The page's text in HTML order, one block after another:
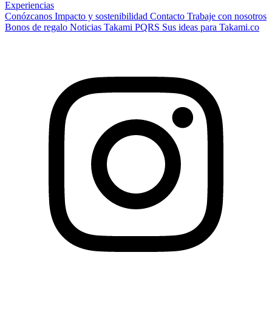
Experiencias
Conózcanos Impacto y sostenibilidad Contacto Trabaje con nosotros
Bonos de regalo Noticias Takami PQRS Sus ideas para Takami.co